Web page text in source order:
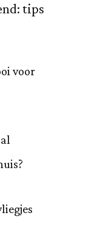
tips
voor